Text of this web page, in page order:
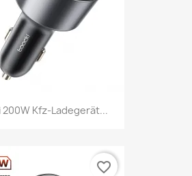
200W Kfz-Ladegerät...
favorite_border